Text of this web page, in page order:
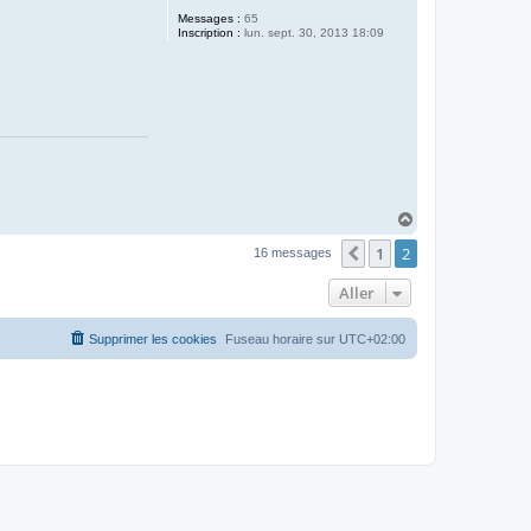
Messages : 65
Inscription : lun. sept. 30, 2013 18:09
t
16 messages Précédent
1 2
Aller
Fuseau horaire sur UTC+02:00
Supprimer les cookies